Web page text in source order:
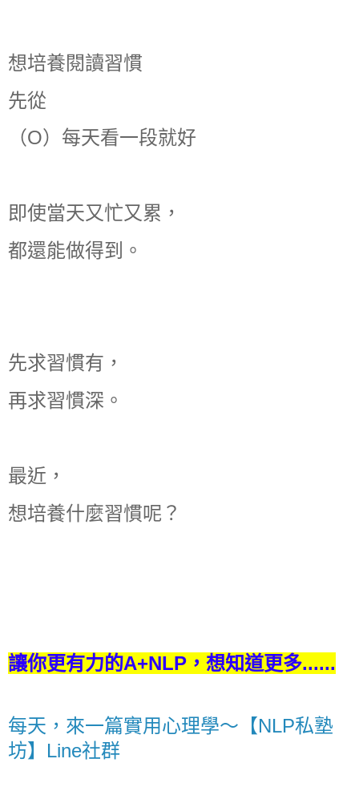
想培養閱讀習慣
先從
（O）每天看一段就好
即使當天又忙又累，
都還能做得到。
先求習慣有，
再求習慣深。
最近，
想培養什麼習慣呢？
讓你更有力的A+NLP，想知道更多......
每天，來一篇實用心理學～【NLP私塾
坊】Line社群